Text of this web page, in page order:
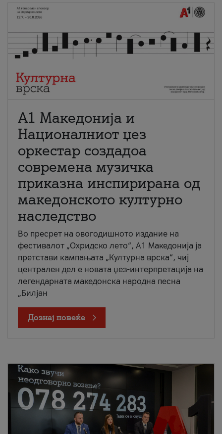
А1 Македонија и
Националниот џез
оркестар создадоа
современа музичка
приказна инспирирана од
македонското културно
наследство
Во пресрет на овогодишното издание на
фестивалот „Охридско лето“, А1 Македонија ја
претстави кампањата „Културна врска“, чиј
централен дел е новата џез-интерпретација на
легендарната македонска народна песна
„Билјан
Дознај повеќе